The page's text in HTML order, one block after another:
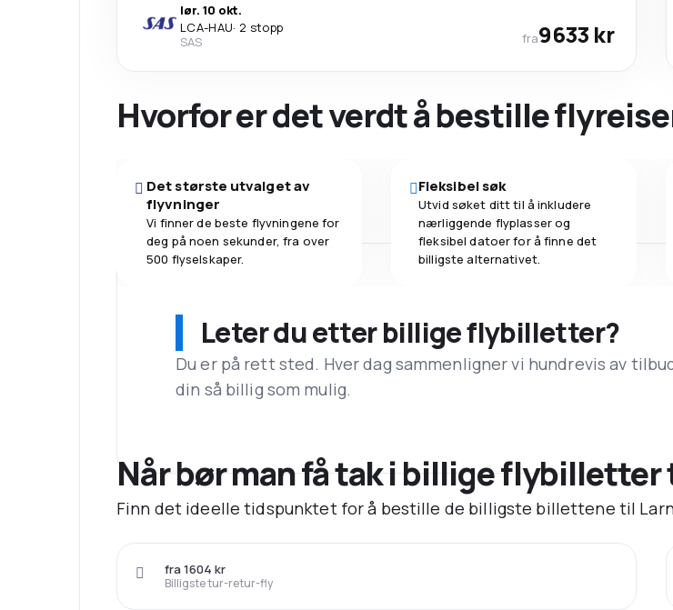
lør. 10 okt.
LCA-HAU· 2 stopp
SAS
fra9633 kr
Hvorfor er det verdt å bestille
Det største utvalget av
flyvninger
Vi finner de beste flyvningene for
deg på noen sekunder, fra over
500 flyselskaper.
Fleksibel søk
Utvid søket ditt til å inkludere
nærliggende flyplasser og
fleksibel datoer for å finne det
billigste alternativet.
Leter du etter billige flybilletter?
Du er på rett sted. Hver dag sammenligner vi hundrevis av
din så billig som mulig.
Når bør man få tak i billige flybilletter
Finn det ideelle tidspunktet for å bestille de billigste billettene til
Billigste tur-retur-fly
fra 1604 kr